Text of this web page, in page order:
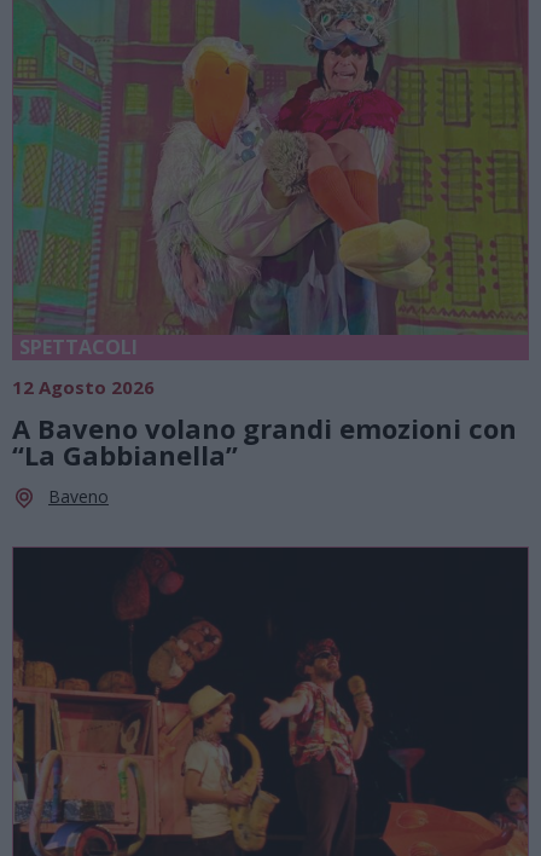
SPETTACOLI
12 Agosto 2026
A Baveno volano grandi emozioni con
“La Gabbianella”
Baveno